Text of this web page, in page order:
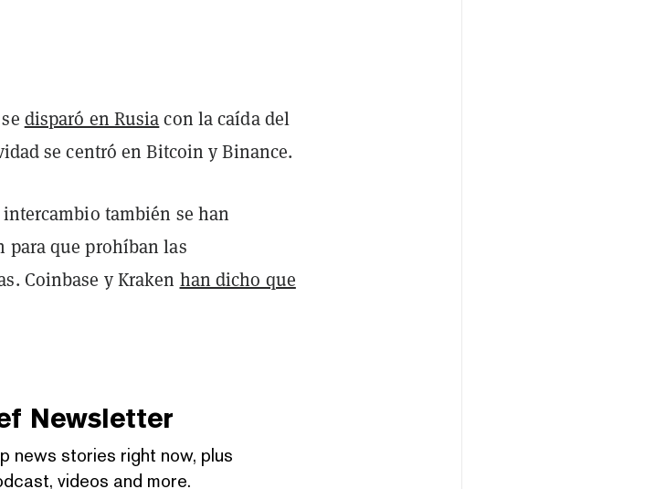
disparó en Rusiacon la caída del
se centró en Bitcoin y Binance.
también se han
para que prohíban las
Coinbase y Kraken han dicho que
Newsletter
news stories right now, plus
videos and more.